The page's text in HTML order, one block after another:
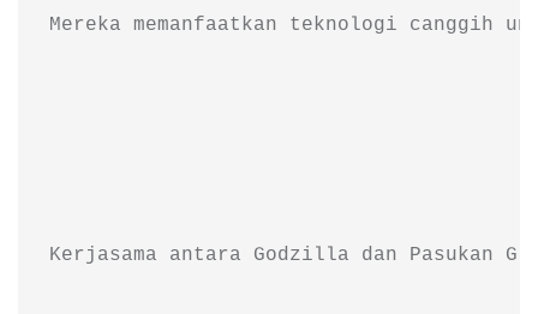
Mereka memanfaatkan teknologi canggih
Kerjasama antara Godzilla dan Pasukan